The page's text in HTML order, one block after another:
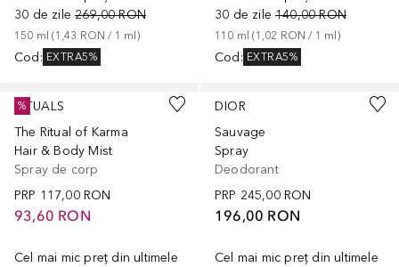
30 de zile 269,00 RON
150 ml (1,43 RON / 1 ml)
Cod : EXTRA5%
30 de zile 140,00 RON
110 ml (1,02 RON / 1 ml)
Cod : EXTRA5%
RITUALS
The Ritual of Karma
Hair & Body Mist
Spray de corp
PRP 117,00 RON
93,60 RON
Cel mai mic preț din ultimele
%
DIOR
Sauvage
Spray
Deodorant
PRP 245,00 RON
196,00 RON
Cel mai mic preț din ultimele